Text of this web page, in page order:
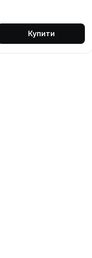
Купити